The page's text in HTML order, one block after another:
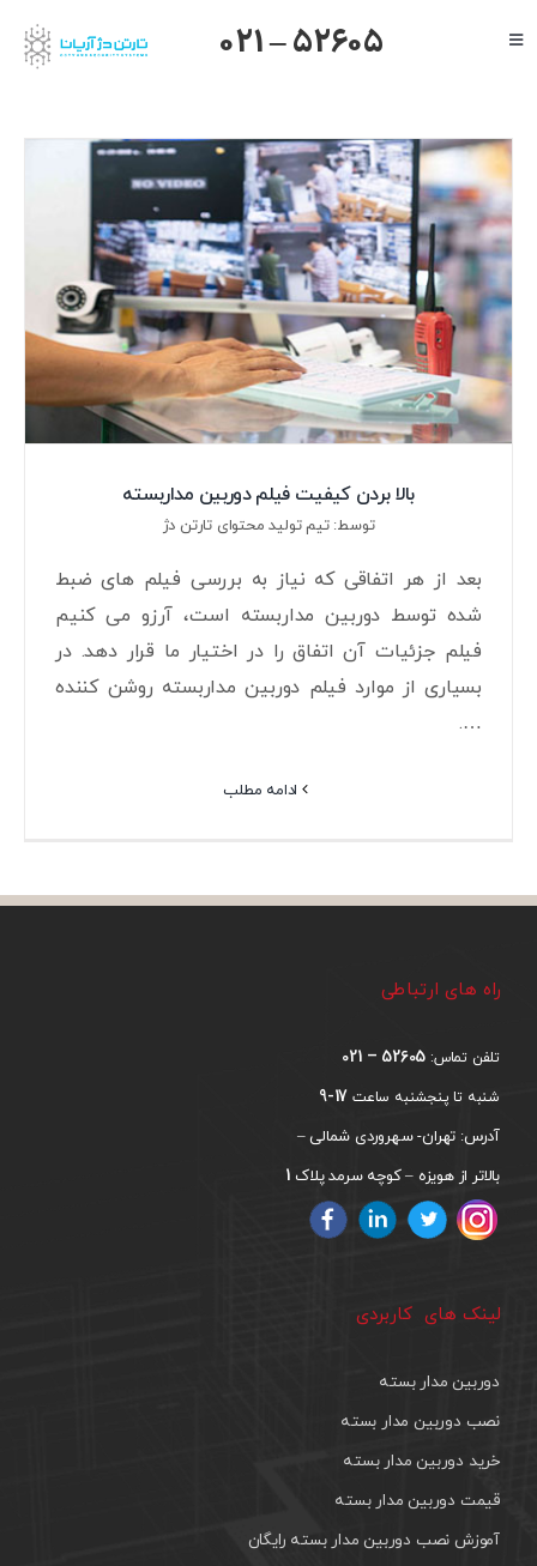
to
Toggle
گرنداستریم
یالینک
میکروتیک
هایک ویژن
داهوا
تیاندی
درباره ما
021 – 52605
بالا بردن کیفیت فیلم دوربین مداربسته
توسط: تیم تولید محتوای تارتن دژ
بعد از هر اتفاقی که نیاز به بررسی فیلم های ضبط
شده توسط دوربین مداربسته است، آرزو می کنیم
فیلم جزئیات آن اتفاق را در اختیار ما قرار دهد. در
بسیاری از موارد فیلم دوربین مداربسته روشن کننده
….
ادامه مطلب
راه های ارتباطی
تلفن تماس: 52605 – 021
شنبه تا پنجشنبه ساعت 17-9
آدرس: تهران- سهروردی شمالی –
بالاتر از هویزه – کوچه سرمد پلاک 1
لینک های کاربردی
دوربین مدار بسته
نصب دوربین مدار بسته
خرید دوربین مدار بسته
قیمت دوربین مدار بسته
آموزش نصب دوربین مدار بسته رایگان